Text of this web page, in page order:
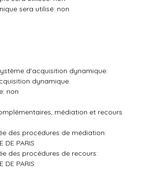
sera utilisé: non
d'acquisition dynamique:
dynamique
non
médiation et recours
des procédures de médiation:
DE PARIS
des procédures de recours:
DE PARIS